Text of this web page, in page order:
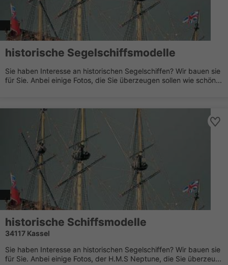
historische Segelschiffsmodelle
Sie haben Interesse an historischen Segelschiffen? Wir bauen sie
für Sie. Anbei einige Fotos, die Sie überzeugen sollen wie schön...
historische Schiffsmodelle
34117 Kassel
Sie haben Interesse an historischen Segelschiffen? Wir bauen sie
für Sie. Anbei einige Fotos, der H.M.S Neptune, die Sie überzeu...